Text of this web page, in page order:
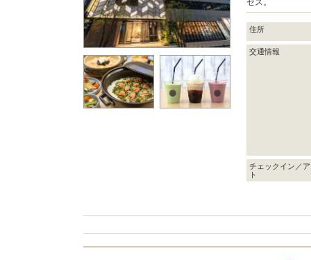
セス。
住所
交通情報
チェックイン／
ト